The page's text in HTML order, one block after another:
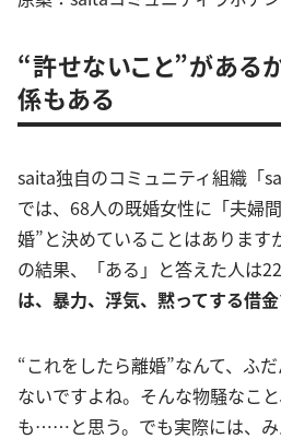
“許せないこと”がある
係もある
saita独自のコミュニティ組織「
では、68人の既婚女性に「夫婦
婚”と決めていることはあります
の結果、「ある」と答えた人は
は、暴力、浮気、黙ってする借金
“これをしたら離婚”なんて、ふ
ないですよね。そんな物騒なこ
も……と思う。でも実際には、